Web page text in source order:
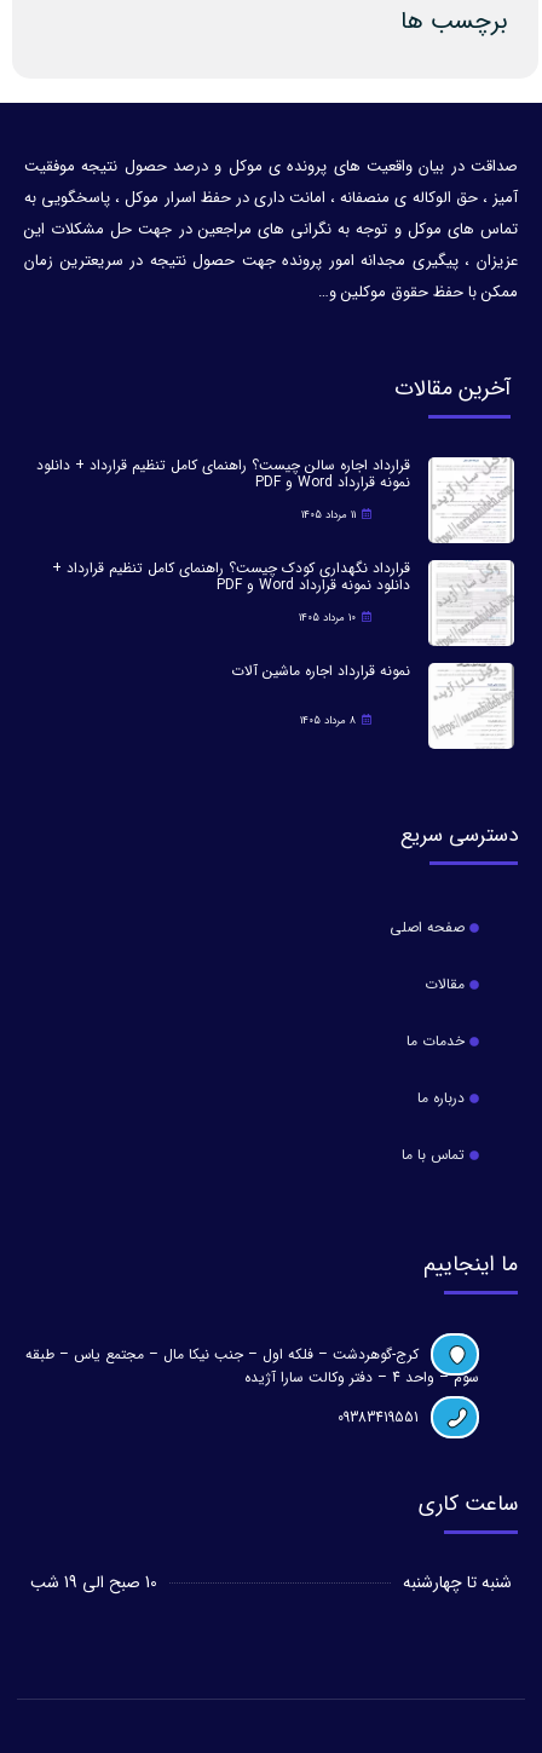
برچسب ها
صداقت در بیان واقعیت های پرونده ی موکل و درصد حصول نتیجه موفقیت
آمیز ، حق الوکاله ی منصفانه ، امانت داری در حفظ اسرار موکل ، پاسخگویی به
تماس های موکل و توجه به نگرانی های مراجعین در جهت حل مشکلات این
عزیزان ، پیگیری مجدانه امور پرونده جهت حصول نتیجه در سریعترین زمان
ممکن با حفظ حقوق موکلین و…
آخرین مقالات
قرارداد اجاره سالن چیست؟ راهنمای کامل تنظیم قرارداد + دانلود
نمونه قرارداد Word و PDF
11 مرداد 1405
قرارداد نگهداری کودک چیست؟ راهنمای کامل تنظیم قرارداد +
دانلود نمونه قرارداد Word و PDF
10 مرداد 1405
نمونه قرارداد اجاره ماشین آلات
8 مرداد 1405
دسترسی سریع
صفحه اصلی
مقالات
خدمات ما
درباره ما
تماس با ما
ما اینجاییم
کرج-گوهردشت – فلکه اول – جنب نیکا مال – مجتمع یاس – طبقه
سوم – واحد 4 – دفتر وکالت سارا آژیده
09383419551
ساعت کاری
شنبه تا چهارشنبه 10 صبح الی 19 شب